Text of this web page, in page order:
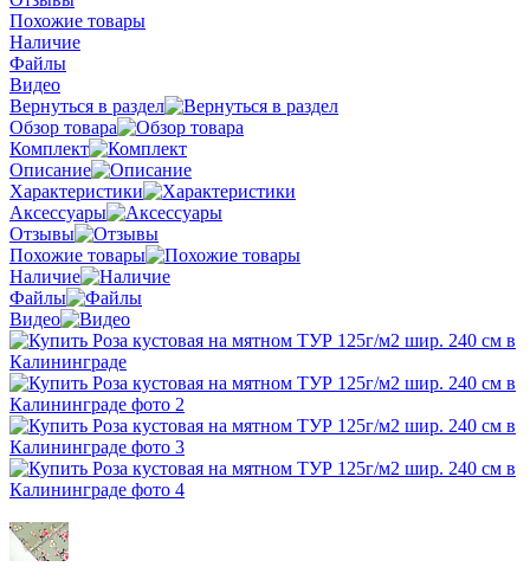
Похожие товары
Наличие
Файлы
Видео
Вернуться в раздел
Обзор товара
Комплект
Описание
Характеристики
Аксессуары
Отзывы
Похожие товары
Наличие
Файлы
Видео